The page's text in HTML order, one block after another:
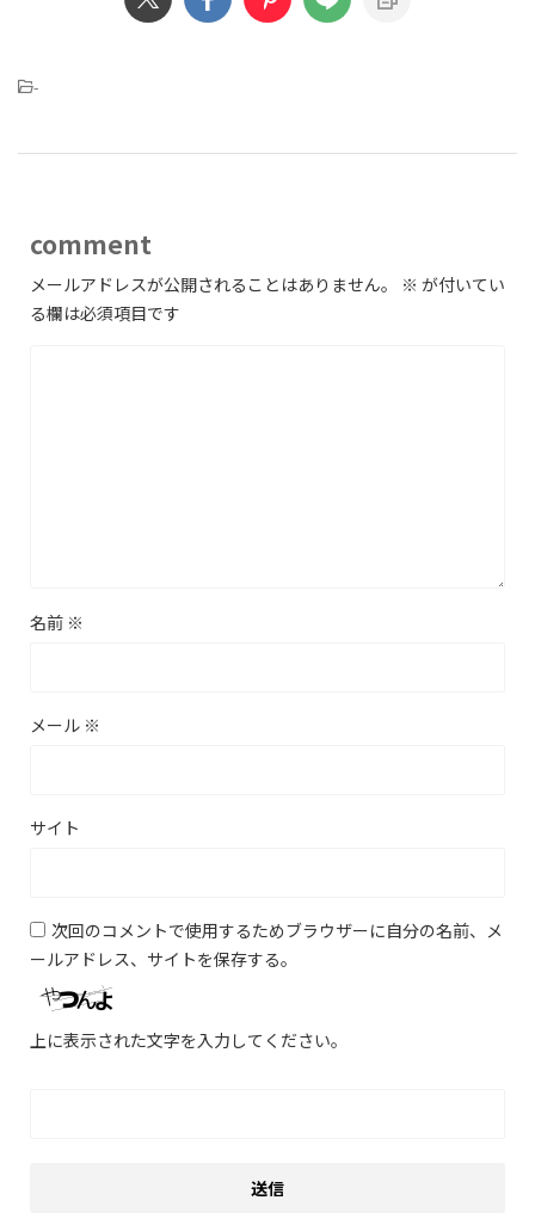
-
comment
メールアドレスが公開されることはありません。 ※ が付いてい
る欄は必須項目です
名前 ※
メール ※
サイト
次回のコメントで使用するためブラウザーに自分の名前、メ
ールアドレス、サイトを保存する。
上に表示された文字を入力してください。